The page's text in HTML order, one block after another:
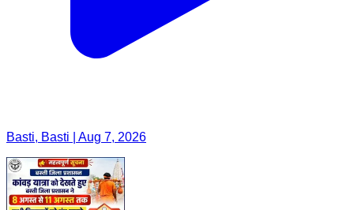
Basti, Basti | Aug 7, 2026